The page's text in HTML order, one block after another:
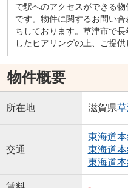
で駅へのアクセスができる
です。物件に関するお問い
ちしております。草津市で
したヒアリングの上、ご提供
物件概要
所在地 滋賀県
交通
東海道本
東海道本
東海道本